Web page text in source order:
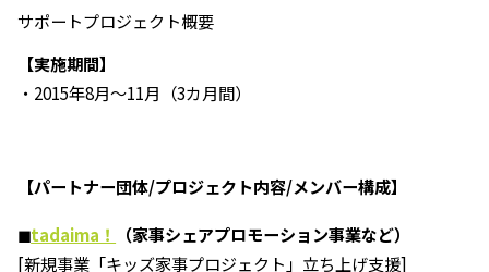
サポートプロジェクト概要
【実施期間】
・2015年8月～11月（3カ月間）
【パートナー団体/プロジェクト内容/メンバー構成】
◼︎tadaima！
（家事シェアプロモーション事業など）
[新規事業「キッズ家事プロジェクト」立ち上げ支援]